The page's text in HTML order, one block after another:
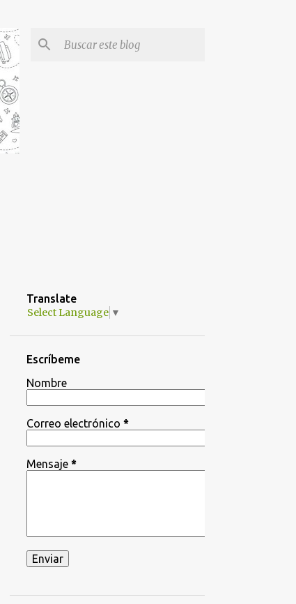
Translate
Select Language ▼
Escríbeme
Nombre
Correo electrónico *
Mensaje *